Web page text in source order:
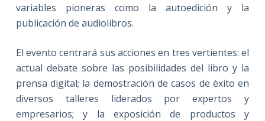
variables pioneras como la autoedición y la
publicación de audiolibros.
El evento centrará sus acciones en tres vertientes: el
actual debate sobre las posibilidades del libro y la
prensa digital; la demostración de casos de éxito en
diversos talleres liderados por expertos y
empresarios; y la exposición de productos y